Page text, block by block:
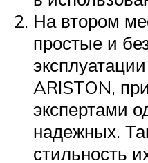
На втором
простые и
ARISTON,
экспертами
надежных.
стильность